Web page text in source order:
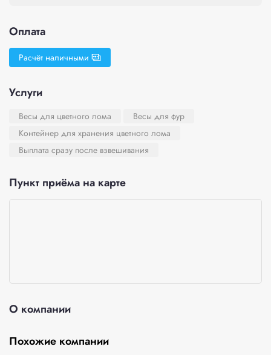
Оплата
Расчёт наличными
Услуги
Весы для цветного лома
Весы для фур
Контейнер для хранения цветного лома
Выплата сразу после взвешивания
Пункт приёма на карте
О компании
Похожие компании